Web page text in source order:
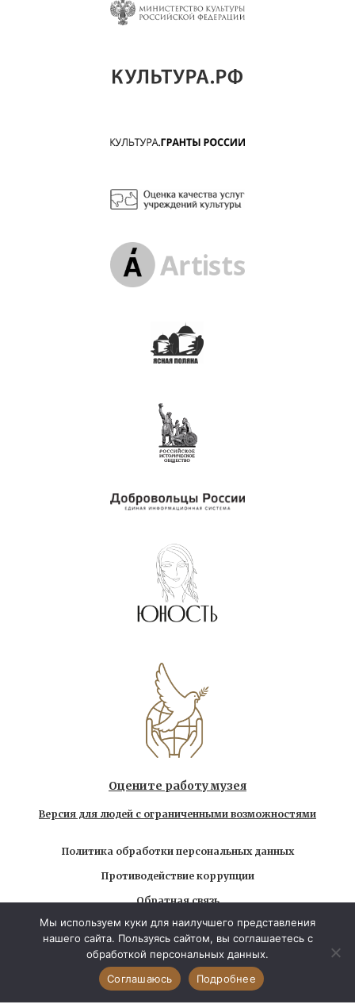
Оцените работу музея
Версия для людей с ограниченными возможностями
Политика обработки персональных данных
Противодействие коррупции
Обратная связь
Использование любых находящихся на сайте
материалов без официального разрешения запрещено
© 2026 Государственный музей-заповедник Л.Н.
Толстого. Все права защищены
Мы используем куки для наилучшего представления
нашего сайта. Пользуясь сайтом, вы соглашаетесь с
обработкой персональных данных.
Соглашаюсь
Подробнее